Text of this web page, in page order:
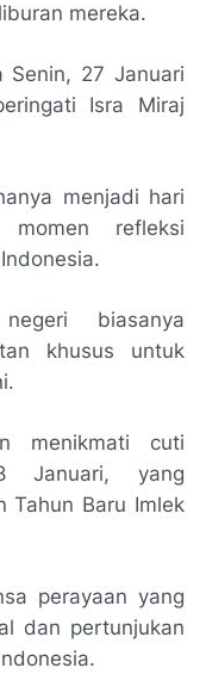
mereka.
Senin, 27 Januari
Isra Miraj
menjadi hari
refleksi
biasanya
khusus untuk
menikmati cuti
Januari, yang
Tahun Baru Imlek
perayaan yang
dan pertunjukan